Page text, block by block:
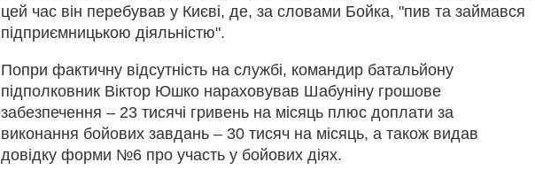
цей час він перебував у Києві, де, за словами Бойка, "пив та займався
підприємницькою діяльністю".
Попри фактичну відсутність на службі, командир батальйону
підполковник Віктор Юшко нараховував Шабуніну грошове
забезпечення – 23 тисячі гривень на місяць плюс доплати за
виконання бойових завдань – 30 тисяч на місяць, а також видав
довідку форми №6 про участь у бойових діях.